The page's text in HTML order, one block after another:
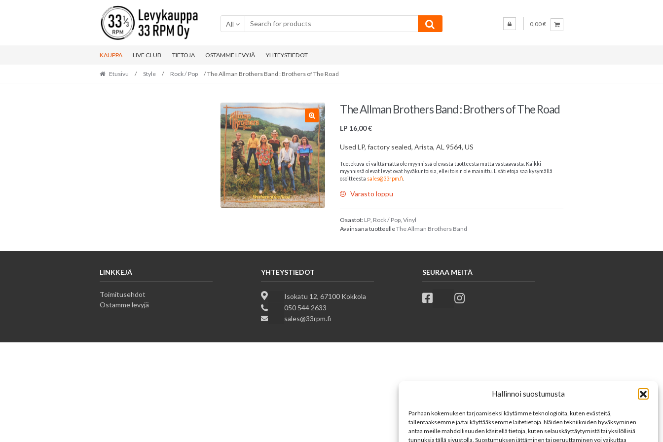
Hallinnoi suostumusta
Parhaan kokemuksen tarjoamiseksi käytämme teknologioita, kuten evästeitä,
tallentaaksemme ja/tai käyttääksemme laitetietoja. Näiden tekniikoiden hyväksyminen
antaa meille mahdollisuuden käsitellä tietoja, kuten selauskäyttäytymistä tai yksilöllisiä
tunnuksia tällä sivustolla. Suostumuksen jättäminen tai peruuttaminen voi vaikuttaa
to
navigation
to
content
All 0,00 €
KAUPPA LIVE CLUB TIETOJA OSTAMME LEVYJÄ YHTEYSTIEDOT
Etusivu / Style / Rock / Pop / The Allman Brothers Band : Brothers of The Road
The Allman Brothers Band : Brothers of The Road
LP 16,00€
Used LP, factory sealed, Arista, AL 9564, US
Tuotekuva ei välttämättä ole myynnissä olevasta tuotteesta mutta vastaavasta. Kaikki
myynnissä olevat levyt ovat hyväkuntoisia, ellei toisin ole mainittu. Lisätietoja saa kysymällä
osoitteesta sales@33rpm.fi
Varasto loppu
Osastot: LP, Rock / Pop, Vinyl
Avainsana tuotteelleThe Allman Brothers Band
LINKKEJÄ
Toimitusehdot
Ostamme levyjä
YHTEYSTIEDOT
Isokatu 12, 67100 Kokkola
050 544 2633
sales@33rpm.fi
SEURAA MEITÄ